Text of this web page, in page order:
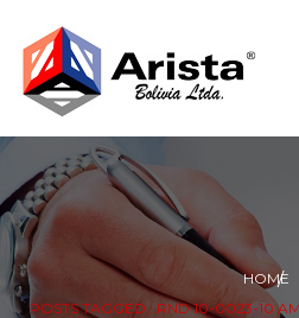
HOME
POSTS TAGGED : RND 10-0023-10